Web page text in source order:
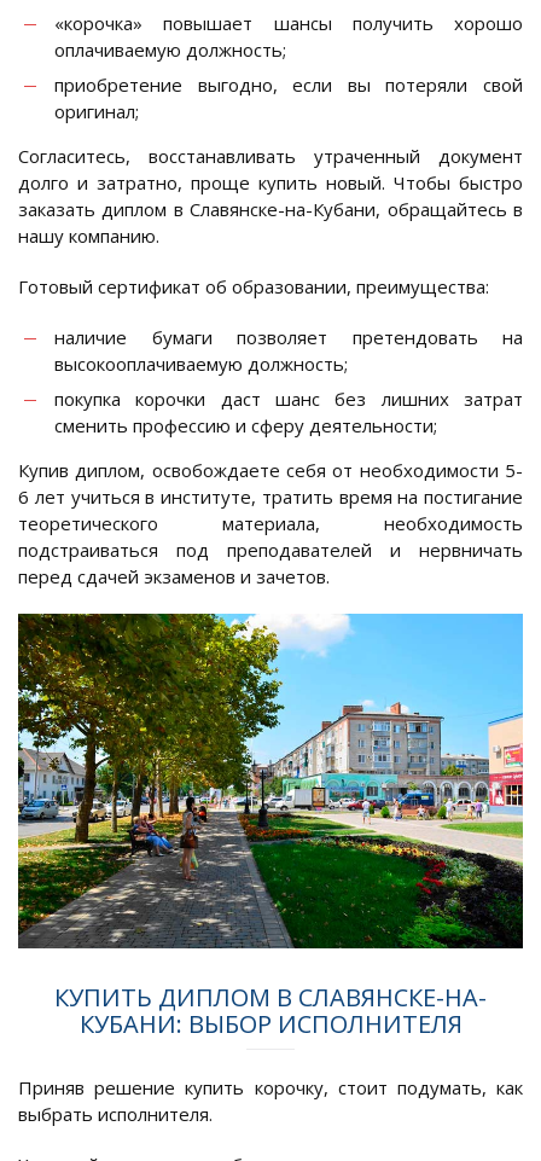
«корочка» повышает шансы получить хорошо
оплачиваемую должность;
приобретение выгодно, если вы потеряли свой
оригинал;
Согласитесь, восстанавливать утраченный документ
долго и затратно, проще купить новый. Чтобы быстро
заказать диплом в Славянске-на-Кубани, обращайтесь в
нашу компанию.
Готовый сертификат об образовании, преимущества:
наличие бумаги позволяет претендовать на
высокооплачиваемую должность;
покупка корочки даст шанс без лишних затрат
сменить профессию и сферу деятельности;
Купив диплом, освобождаете себя от необходимости 5-
6 лет учиться в институте, тратить время на постигание
теоретического материала, необходимость
подстраиваться под преподавателей и нервничать
перед сдачей экзаменов и зачетов.
КУПИТЬ ДИПЛОМ В СЛАВЯНСКЕ-НА-
КУБАНИ: ВЫБОР ИСПОЛНИТЕЛЯ
Приняв решение купить корочку, стоит подумать, как
выбрать исполнителя.